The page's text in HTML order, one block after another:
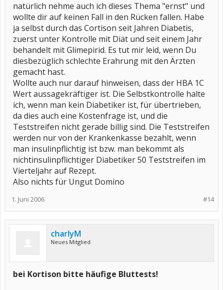
natürlich nehme auch ich dieses Thema "ernst" und
wollte dir auf keinen Fall in den Rücken fallen. Habe
ja selbst durch das Cortison seit Jahren Diabetis,
zuerst unter Kontrolle mit Diät und seit einem Jahr
behandelt mit Glimepirid. Es tut mir leid, wenn Du
diesbezüglich schlechte Erahrung mit den Ärzten
gemacht hast.
Wollte auch nur darauf hinweisen, dass der HBA 1C
Wert aussagekräftiger ist. Die Selbstkontrolle halte
ich, wenn man kein Diabetiker ist, für übertrieben,
da dies auch eine Kostenfrage ist, und die
Teststreifen nicht gerade billig sind. Die Teststreifen
werden nur von der Krankenkasse bezahlt, wenn
man insulinpflichtig ist bzw. man bekommt als
nichtinsulinpflichtiger Diabetiker 50 Teststreifen im
Vierteljahr auf Rezept.
Also nichts für Ungut Domino
#14
1. Juni 2006
charlyM
Neues Mitglied
bei Kortison bitte häufige Bluttests!